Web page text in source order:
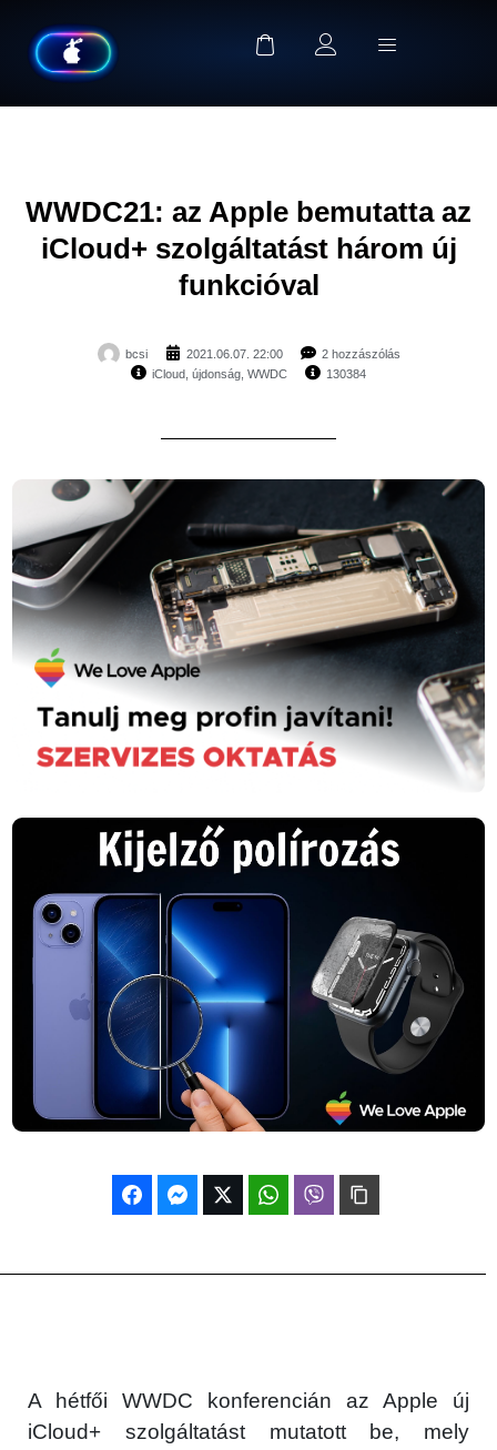
WWDC21: az Apple bemutatta az
iCloud+ szolgáltatást három új
funkcióval
bcsi 2021.06.07. 22:00
2 hozzászólás
iCloud újdonság WWDC 130384
A hétfői WWDC konferencián az Apple új
iCloud+ szolgáltatást mutatott be, mely